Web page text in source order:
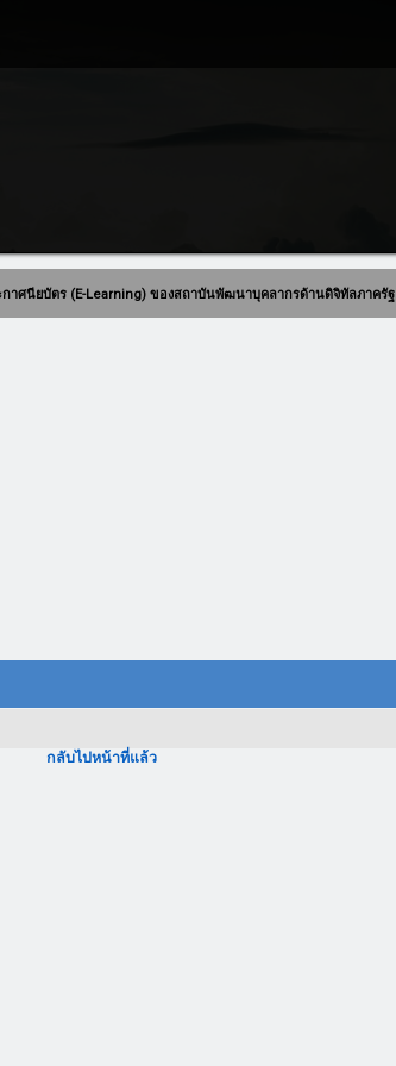
กาศนียบัตร (E-Learning) ของสถาบันพัฒนาบุคลากรด้านดิจิทัลภาครัฐ
กลับไปหน้าที่แล้ว